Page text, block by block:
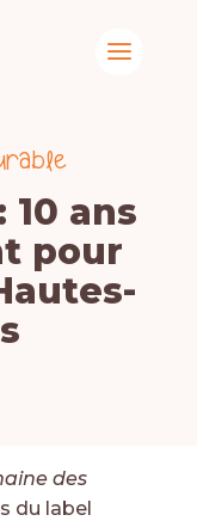
10 ans
pour
des
du label